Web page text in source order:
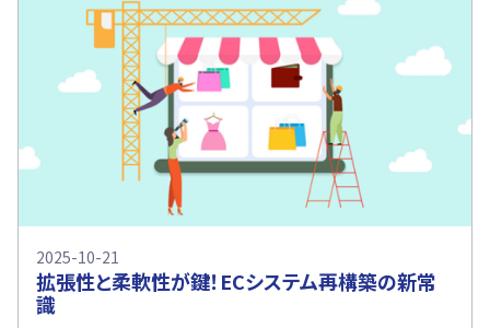
2025-10-21
拡張性と柔軟性が鍵！ECシステム再構築の新常
識